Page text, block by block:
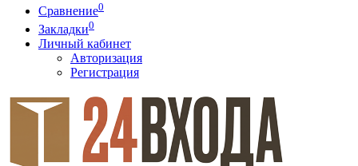
Сравнение0
Закладки0
Личный кабинет
Авторизация
Регистрация